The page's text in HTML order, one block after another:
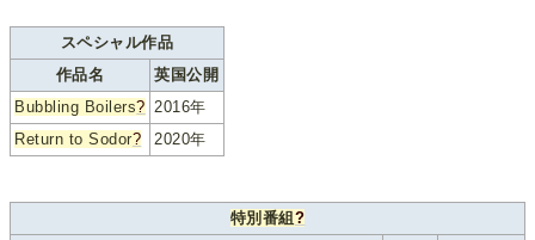
スペシャル作品
作品名
英国公開
Bubbling Boilers? 2016年
Return to Sodor? 2020年
特別番組 ?